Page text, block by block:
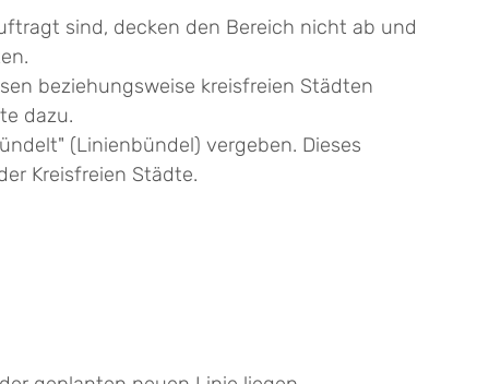
ftragt sind, decken den Bereich nicht ab und
beziehungsweise kreisfreien Städten
dazu.
(Linienbündel) vergeben. Dieses
Kreisfreien Städte.